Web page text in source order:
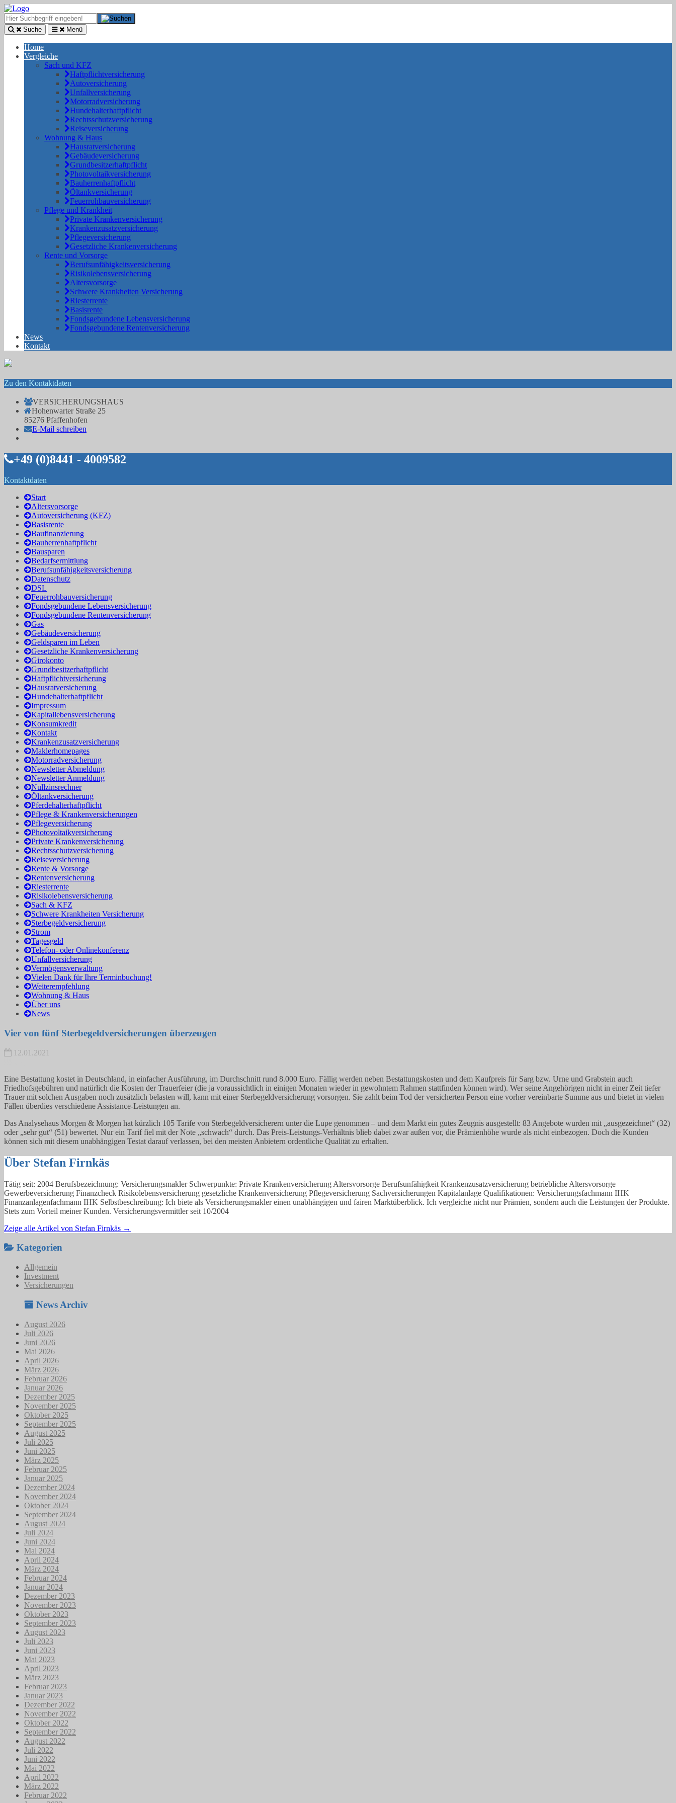
Suche Menü
Home
Vergleiche
Sach und KFZ
Haftpflichtversicherung
Autoversicherung
Unfallversicherung
Motorradversicherung
Hundehalterhaftpflicht
Rechtsschutzversicherung
Reiseversicherung
Wohnung & Haus
Hausratversicherung
Gebäudeversicherung
Grundbesitzerhaftpflicht
Photovoltaikversicherung
Bauherrenhaftpflicht
Öltankversicherung
Feuerrohbauversicherung
Pflege und Krankheit
Private Krankenversicherung
Krankenzusatzversicherung
Pflegeversicherung
Gesetzliche Krankenversicherung
Rente und Vorsorge
Berufs­unfähigkeitsversicherung
Risikolebensversicherung
Altersvorsorge
Schwere Krankheiten Versicherung
Riesterrente
Basisrente
Fondsgebundene Lebensversicherung
Fondsgebundene Rentenversicherung
News
Kontakt
Zu den Kontaktdaten
VERSICHERUNGSHAUS
Hohenwarter Straße 25
85276 Pfaffenhofen
E-Mail schreiben
+49 (0)8441 - 4009582
Kontaktdaten
Start
Altersvorsorge
Autoversicherung (KFZ)
Basisrente
Baufinanzierung
Bauherrenhaftpflicht
Bausparen
Bedarfsermittlung
Berufs­unfähigkeitsversicherung
Datenschutz
DSL
Feuerrohbauversicherung
Fondsgebundene Lebensversicherung
Fondsgebundene Rentenversicherung
Gas
Gebäudeversicherung
Geldsparen im Leben
Gesetzliche Krankenversicherung
Girokonto
Grundbesitzerhaftpflicht
Haftpflichtversicherung
Hausratversicherung
Hundehalterhaftpflicht
Impressum
Kapitallebensversicherung
Konsumkredit
Kontakt
Krankenzusatzversicherung
Maklerhomepages
Motorradversicherung
Newsletter Abmeldung
Newsletter Anmeldung
Nullzinsrechner
Öltankversicherung
Pferdehalterhaftpflicht
Pflege & Krankenversicherungen
Pflegeversicherung
Photovoltaikversicherung
Private Krankenversicherung
Rechtsschutzversicherung
Reiseversicherung
Rente & Vorsorge
Rentenversicherung
Riesterrente
Risikolebensversicherung
Sach & KFZ
Schwere Krankheiten Versicherung
Sterbegeldversicherung
Strom
Tagesgeld
Telefon- oder Onlinekonferenz
Unfallversicherung
Vermögensverwaltung
Vielen Dank für Ihre Terminbuchung!
Weiterempfehlung
Wohnung & Haus
Über uns
News
Vier von fünf Sterbegeldversicherungen überzeugen
12.01.2021
Eine Bestattung kostet in Deutschland, in einfacher Ausführung, im Durchschnitt rund 8.000 Euro. Fällig werden neben Bestattungskosten und dem Kaufpreis für Sarg bzw. Urne und Grabstein auch
Friedhofsgebühren und natürlich die Kosten der Trauerfeier (die ja voraussichtlich in einigen Monaten wieder in gewohntem Rahmen stattfinden können wird). Wer seine Angehörigen nicht in einer Zeit tiefer
Trauer mit solchen Ausgaben noch zusätzlich belasten will, kann mit einer Sterbegeldversicherung vorsorgen. Sie zahlt beim Tod der versicherten Person eine vorher vereinbarte Summe aus und bietet in vielen
Fällen überdies verschiedene Assistance-Leistungen an.
Das Analysehaus Morgen & Morgen hat kürzlich 105 Tarife von Sterbegeldversicherern unter die Lupe genommen – und dem Markt ein gutes Zeugnis ausgestellt: 83 Angebote wurden mit „ausgezeichnet“ (32)
oder „sehr gut“ (51) bewertet. Nur ein Tarif fiel mit der Note „schwach“ durch. Das Preis-Leistungs-Verhältnis blieb dabei zwar außen vor, die Prämienhöhe wurde als nicht einbezogen. Doch die Kunden
können sich mit diesem unabhängigen Testat darauf verlassen, bei den meisten Anbietern ordentliche Qualität zu erhalten.
Über Stefan Firnkäs
Tätig seit: 2004 Berufsbezeichnung: Versicherungsmakler Schwerpunkte: Private Krankenversicherung Altersvorsorge Berufsunfähigkeit Krankenzusatzversicherung betriebliche Altersvorsorge
Gewerbeversicherung Finanzcheck Risikolebensversicherung gesetzliche Krankenversicherung Pflegeversicherung Sachversicherungen Kapitalanlage Qualifikationen: Versicherungsfachmann IHK
Finanzanlagenfachmann IHK Selbstbeschreibung: Ich biete als Versicherungsmakler einen unabhängigen und fairen Marktüberblick. Ich vergleiche nicht nur Prämien, sondern auch die Leistungen der Produkte.
Stets zum Vorteil meiner Kunden. Versicherungsvermittler seit 10/2004
Zeige alle Artikel von Stefan Firnkäs →
Kategorien
Allgemein
Investment
Versicherungen
News Archiv
August 2026
Juli 2026
Juni 2026
Mai 2026
April 2026
März 2026
Februar 2026
Januar 2026
Dezember 2025
November 2025
Oktober 2025
September 2025
August 2025
Juli 2025
Juni 2025
März 2025
Februar 2025
Januar 2025
Dezember 2024
November 2024
Oktober 2024
September 2024
August 2024
Juli 2024
Juni 2024
Mai 2024
April 2024
März 2024
Februar 2024
Januar 2024
Dezember 2023
November 2023
Oktober 2023
September 2023
August 2023
Juli 2023
Juni 2023
Mai 2023
April 2023
März 2023
Februar 2023
Januar 2023
Dezember 2022
November 2022
Oktober 2022
September 2022
August 2022
Juli 2022
Juni 2022
Mai 2022
April 2022
März 2022
Februar 2022